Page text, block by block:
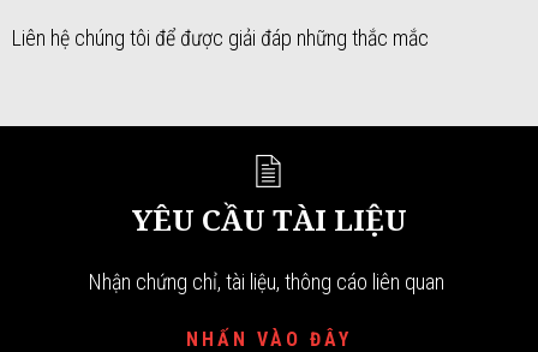
Liên hệ chúng tôi để được giải đáp những thắc mắc
YÊU CẦU TÀI LIỆU
Nhận chứng chỉ, tài liệu, thông cáo liên quan
NHẤN VÀO ĐÂY